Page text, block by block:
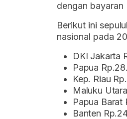
dengan bayaran
Berikut ini
nasional pada
DKI Jakarta
Papua
Kep. Riau
Maluku
Papua Barat
Banten